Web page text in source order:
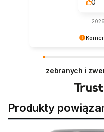
naszych propozycji. 😉
0
zebranych i
Produkty